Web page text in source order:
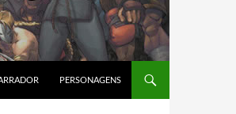
PERSONAGENS